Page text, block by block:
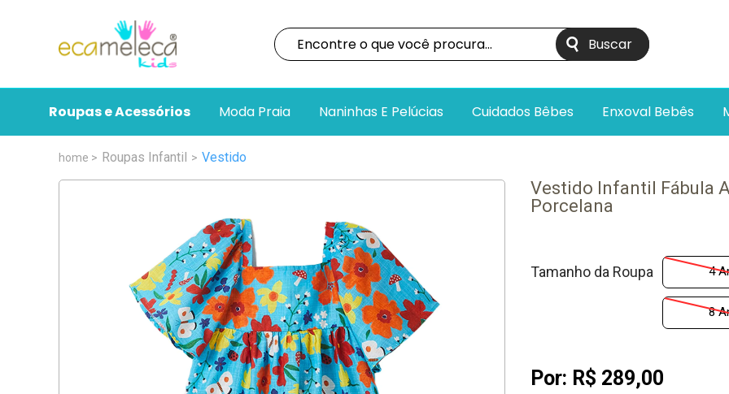
Roupas e Acessórios Moda Praia Naninhas E Pelúcias Cuidados Bêbes Enxoval Bebês
Roupas Infantil Vestido
Vestido Infantil Fábula
Porcelana
Tamanho da Roupa 4
8
Por: R$ 289,00